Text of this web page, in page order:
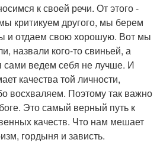
к своей речи. От этого -
критикуем другого, мы берем
и отдаем свою хорошую. Вот мы
назвали кого-то свиньей, а
сами ведем себя не лучше. И
качества той личности,
восхваляем. Поэтому так важно
Это самый верный путь к
качеств. Что нам мешает
гордыня и зависть.